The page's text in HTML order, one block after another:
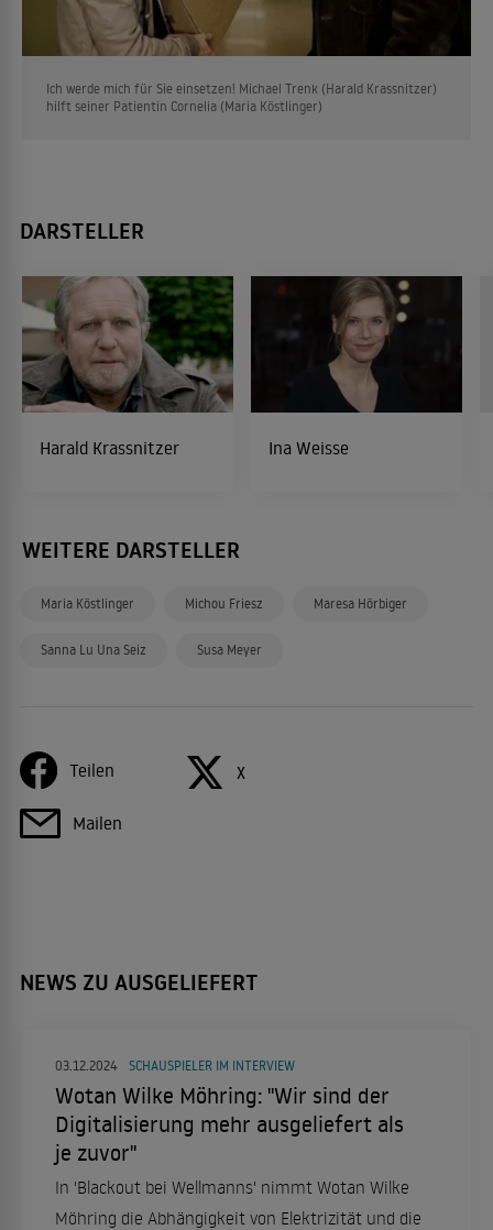
Ich werde mich für Sie einsetzen! Michael Trenk (Harald Krassnitzer)
hilft seiner Patientin Cornelia (Maria Köstlinger)
DARSTELLER
Harald Krassnitzer Ina Weisse
WEITERE DARSTELLER
Maria Köstlinger Michou Friesz Maresa Hörbiger
Sanna Lu Una Seiz Susa Meyer
Teilen X
Mailen
NEWS ZU AUSGELIEFERT
03.12.2024 SCHAUSPIELER IM INTERVIEW
Wotan Wilke Möhring: "Wir sind der
Digitalisierung mehr ausgeliefert als
je zuvor"
In 'Blackout bei Wellmanns' nimmt Wotan Wilke
Möhring die Abhängigkeit von Elektrizität und die